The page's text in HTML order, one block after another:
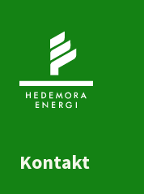
Kontakt